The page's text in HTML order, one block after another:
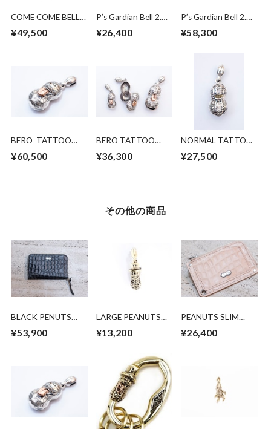
COME COME BELL
¥49,500
P’s Gardian Bell 2.
¥26,400
P’s Gardian Bell 2.
¥58,300
BERO TATTOO
slidetype
¥60,500
BERO TATTOO
slidetype
¥36,300
NORMAL TATTOO
×K10YGold Ssize
¥27,500
その他の商品
BLACK PENUTS
(HP限定発売)
¥53,900
LARGE PEANUTS
¥13,200
PEANUTS SLIM
限定販売)
¥26,400